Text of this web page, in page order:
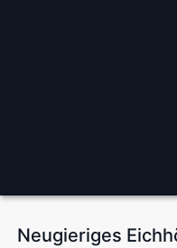
Neugieriges